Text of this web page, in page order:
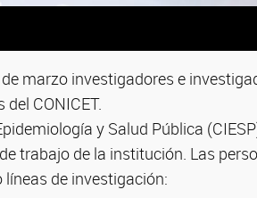
marzo investigadores e
CONICET.
y Salud Pública
trabajo de la institución. Las
de investigación: